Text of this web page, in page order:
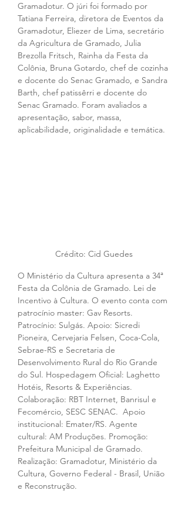
Gramadotur. O júri foi formado por
Tatiana Ferreira, diretora de Eventos da
Gramadotur, Eliezer de Lima, secretário
da Agricultura de Gramado, Julia
Brezolla Fritsch, Rainha da Festa da
Colônia, Bruna Gotardo, chef de cozinha
e docente do Senac Gramado, e Sandra
Barth, chef patissêrri e docente do
Senac Gramado. Foram avaliados a
apresentação, sabor, massa,
aplicabilidade, originalidade e temática.
Crédito: Cid Guedes
O Ministério da Cultura apresenta a 34ª
Festa da Colônia de Gramado. Lei de
Incentivo à Cultura. O evento conta com
patrocínio master: Gav Resorts.
Patrocínio: Sulgás. Apoio: Sicredi
Pioneira, Cervejaria Felsen, Coca-Cola,
Sebrae-RS e Secretaria de
Desenvolvimento Rural do Rio Grande
do Sul. Hospedagem Oficial: Laghetto
Hotéis, Resorts & Experiências.
Colaboração: RBT Internet, Banrisul e
Fecomércio, SESC SENAC.  Apoio
institucional: Emater/RS. Agente
cultural: AM Produções. Promoção:
Prefeitura Municipal de Gramado.
Realização: Gramadotur, Ministério da
Cultura, Governo Federal - Brasil, União
e Reconstrução.